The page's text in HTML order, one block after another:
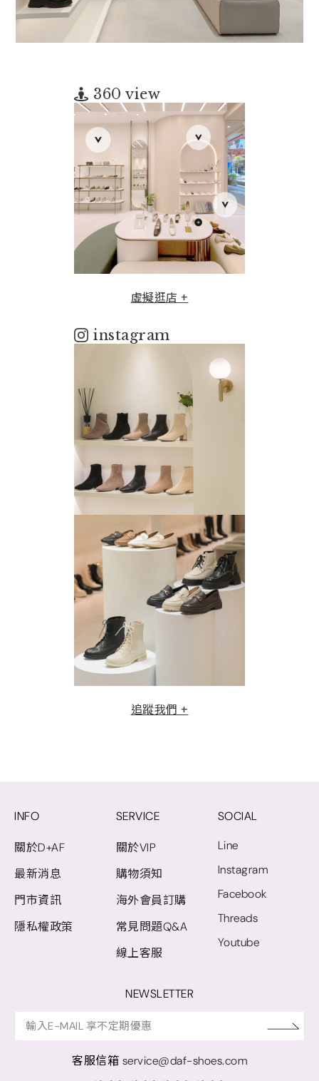
360 view
虛擬逛店 +
instagram
追蹤我們 +
INFO
關於D+AF
最新消息
門市資訊
隱私權政策
SERVICE
關於VIP
購物須知
海外會員訂購
常見問題Q&A
線上客服
SOCIAL
Line
Instagram
Facebook
Threads
Youtube
NEWSLETTER
客服信箱 service@daf-shoes.com